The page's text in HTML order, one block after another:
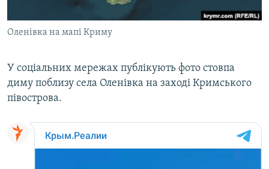
Усі сайти RFE/RL
Оленівка на мапі Криму
У соціальних мережах публікують фото стовпа
диму поблизу села Оленівка на заході Кримського
півострова.